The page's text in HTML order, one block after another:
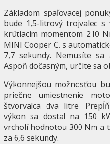
Základom spaľovacej
bude 1,5-litrový trojvalec
krútiacim momentom 210
MINI Cooper C, s
7,7 sekundy. Nemusíte
Aspoň dočasným, určite sa
Výkonnejšou možnosťou
priečne umiestnenie
štvorvalca dva litre.
výkon sa dostal na 150
vrcholí hodnotou 300 Nm a
za 6,6 sekundy.